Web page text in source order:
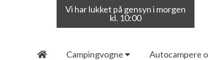
Vi har lukket på gensyn i morgen
kl. 10:00
Campingvogne Autocampere